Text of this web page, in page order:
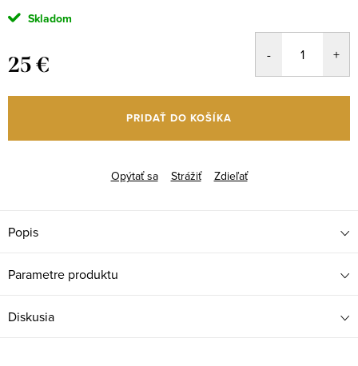
Skladom
25 €
cena:
PRIDAŤ DO KOŠÍKA
Opýtať sa Strážiť Zdieľať
Popis
Parametre produktu
Diskusia